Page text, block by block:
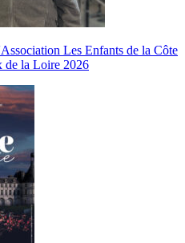
Les Enfants de la Côte
de la Loire 2026